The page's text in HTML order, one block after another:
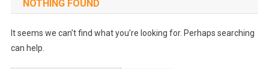
NOTHING FOUND
It seems we can’t find what you’re looking for. Perhaps searching
can help.